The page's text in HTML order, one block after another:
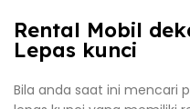
Rental Mobil
Lepas kunci
Bila anda saat ini mencari